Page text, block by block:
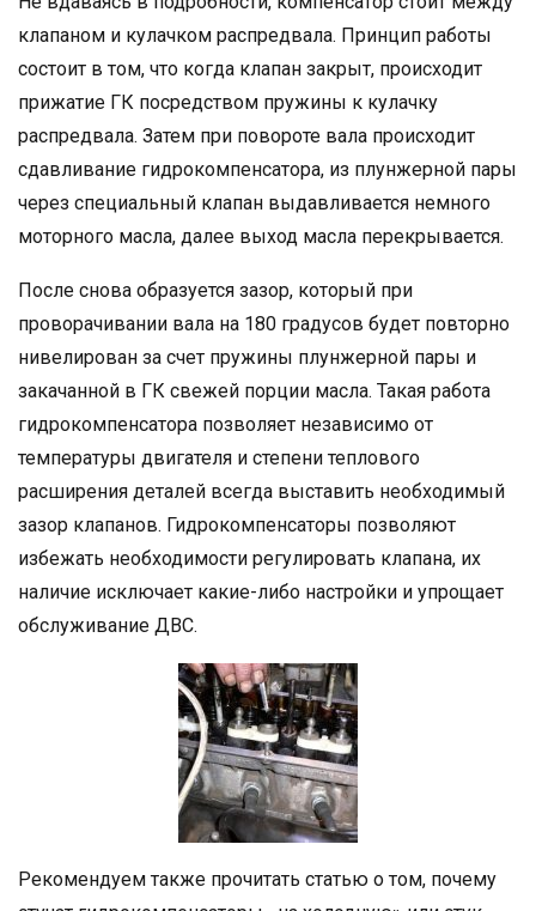
клапаном и кулачком распредвала. Принцип работы
состоит в том, что когда клапан закрыт, происходит
прижатие ГК посредством пружины к кулачку
распредвала. Затем при повороте вала происходит
сдавливание гидрокомпенсатора, из плунжерной пары
через специальный клапан выдавливается немного
моторного масла, далее выход масла перекрывается.
После снова образуется зазор, который при
проворачивании вала на 180 градусов будет повторно
нивелирован за счет пружины плунжерной пары и
закачанной в ГК свежей порции масла. Такая работа
гидрокомпенсатора позволяет независимо от
температуры двигателя и степени теплового
расширения деталей всегда выставить необходимый
зазор клапанов. Гидрокомпенсаторы позволяют
избежать необходимости регулировать клапана, их
наличие исключает какие-либо настройки и упрощает
обслуживание ДВС.
Рекомендуем также прочитать статью о том, почему